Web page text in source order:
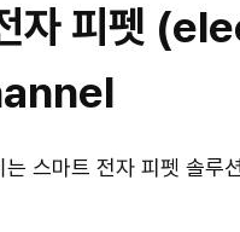
자 피펫
스마트 전자 피펫 솔루션